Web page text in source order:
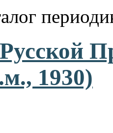
1930)